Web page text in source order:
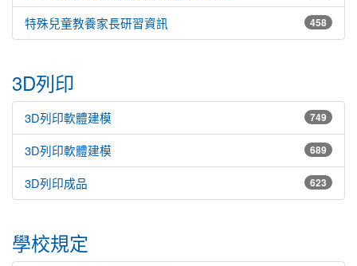
458
特殊兒童教養家長研習資訊
3D列印
749
3D列印軟體建模
689
3D列印軟體建模
623
3D列印成品
學校規定